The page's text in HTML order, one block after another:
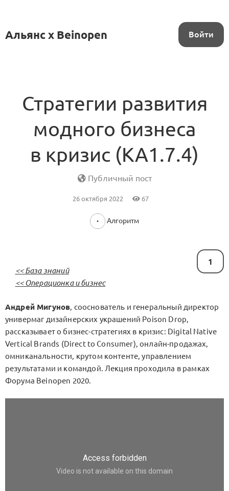
Альянс x Beinopen Войти
Стратегии развития
модного бизнеса
в кризис (KA1.7.4)
Публичный пост
26 октября 2022 67
Алгоритм
1
<< База знаний
<< Операционка и бизнес
Андрей Мигунов, сооснователь и генеральный директор
универмаг дизайнерских украшений Poison Drop,
рассказывает о бизнес-стратегиях в кризис: Digital Native
Vertical Brands (Direct to Consumer), онлайн-продажах,
омниканальности, крутом контенте, управлением
результатами и командой. Лекция проходила в рамках
Форума Beinopen 2020.